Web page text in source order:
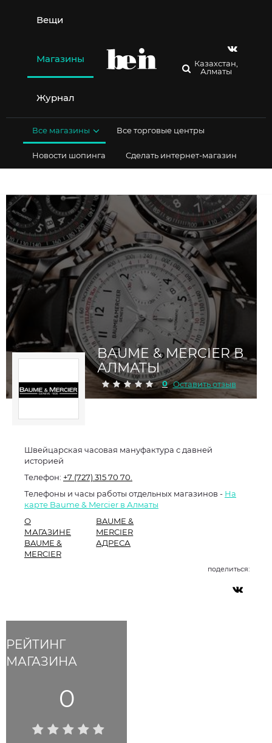
содержимому
Вещи
Магазины
Журнал
Казахстан,
Алматы
Все магазины Все торговые центры
Новости шопинга Сделать интернет-магазин
BAUME & MERCIER В
АЛМАТЫ
0 Оставить отзыв
РЕЙТИНГ
МАГАЗИНА
0
Швейцарская часовая мануфактура с давней
историей
Телефон: +7 (727) 315 70 70.
Телефоны и часы работы отдельных магазинов - На
карте Baume & Mercier в Алматы
О
МАГАЗИНЕ
BAUME &
MERCIER
BAUME &
MERCIER
АДРЕСА
поделиться: